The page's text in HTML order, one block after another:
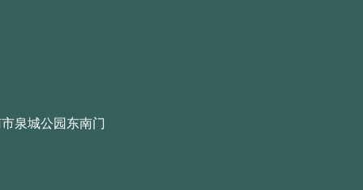
泉城公园东南门